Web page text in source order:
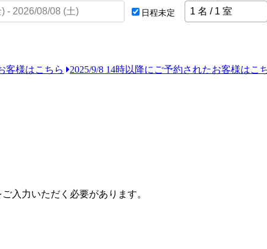
日程未定
客様はこちら 2025/9/8 14時以降にご予約されたお客様はこ
入力いただく必要があります。